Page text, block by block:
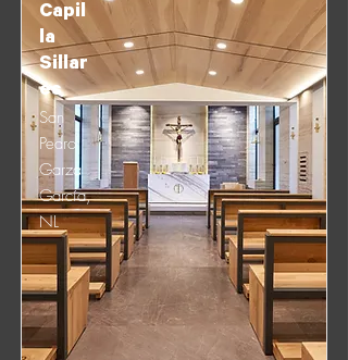
Capil
la
Sillar
es
San
Pedro
Garza
García,
NL